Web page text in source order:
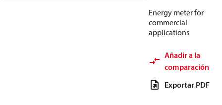
Energy meter for
commercial
applications
Añadir a la
comparación
Exportar PDF